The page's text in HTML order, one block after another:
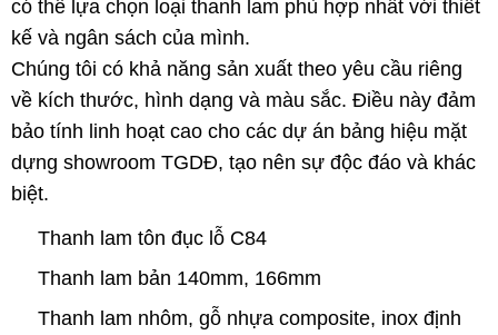
có thể lựa chọn loại thanh lam phù hợp nhất với thiết
kế và ngân sách của mình.
Chúng tôi có khả năng sản xuất theo yêu cầu riêng
về kích thước, hình dạng và màu sắc. Điều này đảm
bảo tính linh hoạt cao cho các dự án bảng hiệu mặt
dựng showroom TGDĐ, tạo nên sự độc đáo và khác
biệt.
Thanh lam tôn đục lỗ C84
Thanh lam bản 140mm, 166mm
Thanh lam nhôm, gỗ nhựa composite, inox định